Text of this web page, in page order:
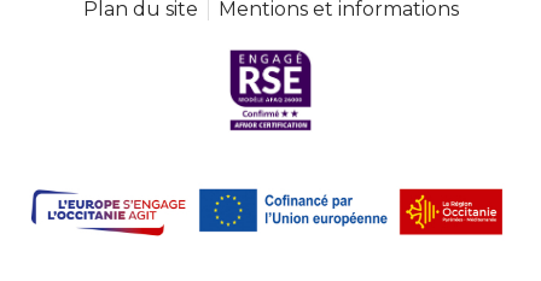
Plan du site Mentions et informations